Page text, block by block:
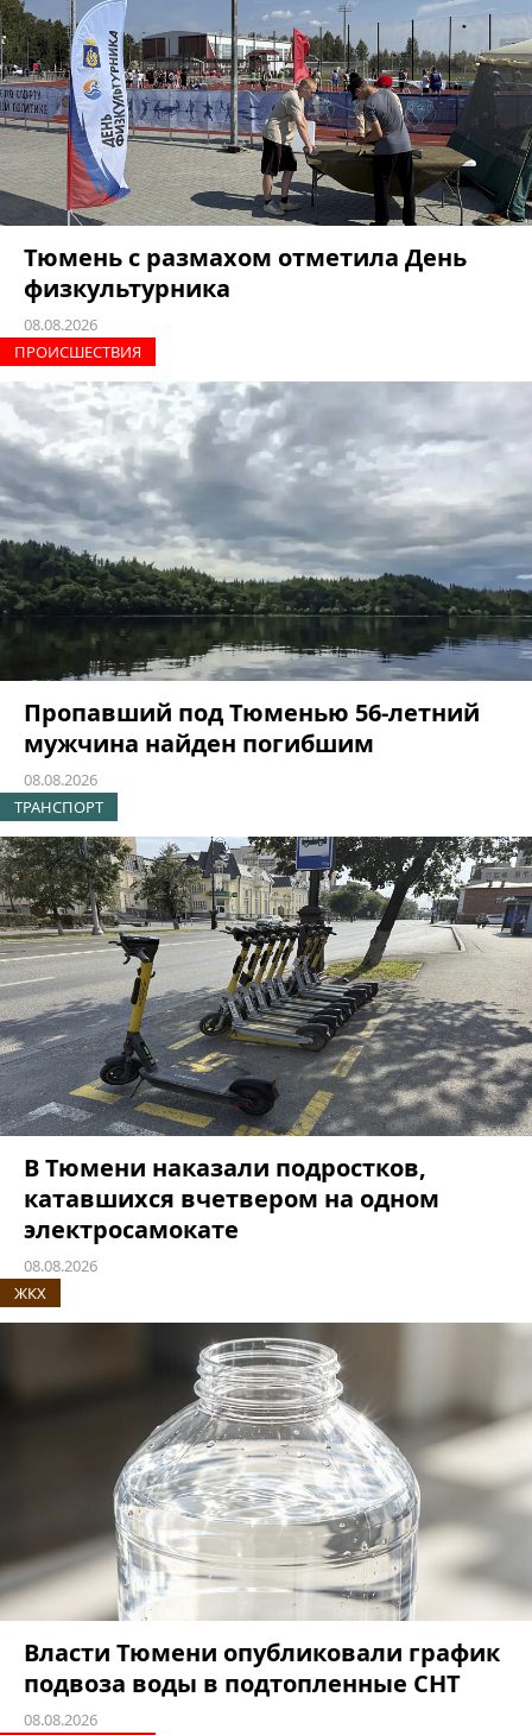
Тюмень с размахом отметила День
физкультурника
08.08.2026
ПРОИCШЕСТВИЯ
Пропавший под Тюменью 56-летний
мужчина найден погибшим
08.08.2026
ТРАНСПОРТ
В Тюмени наказали подростков,
катавшихся вчетвером на одном
электросамокате
08.08.2026
ЖКХ
Власти Тюмени опубликовали график
подвоза воды в подтопленные СНТ
08.08.2026